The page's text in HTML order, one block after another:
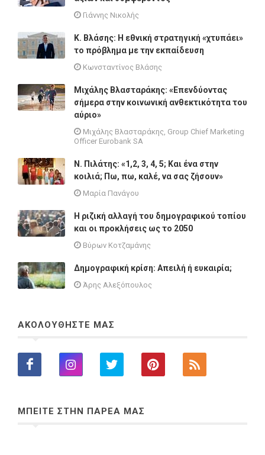
Γιάννης Νικολής
Κ. Βλάσης: Η εθνική στρατηγική «χτυπάει»
το πρόβλημα με την εκπαίδευση
Κωνσταντίνος Βλάσης
Μιχάλης Βλασταράκης: «Επενδύοντας
σήμερα στην κοινωνική ανθεκτικότητα του
αύριο»
Μιχάλης Βλασταράκης, Group Chief Marketing
Officer Eurobank SA
Ν. Πιλάτης: «1,2, 3, 4, 5; Και ένα στην
κοιλιά; Πω, πω, καλέ, να σας ζήσουν»
Μαρία Πανάγου
Η ριζική αλλαγή του δημογραφικού τοπίου
και οι προκλήσεις ως το 2050
Βύρων Κοτζαμάνης
Δημογραφική κρίση: Απειλή ή ευκαιρία;
Άρης Αλεξόπουλος
ΑΚΟΛΟΥΘΗΣΤΕ ΜΑΣ
ΜΠΕΙΤΕ ΣΤΗΝ ΠΑΡΕΑ ΜΑΣ